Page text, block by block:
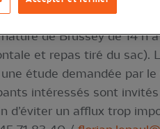
de Brussey de 14 h
et repas tiré du sac).
étude demandée par
intéressés sont invités
d’éviter un afflux trop